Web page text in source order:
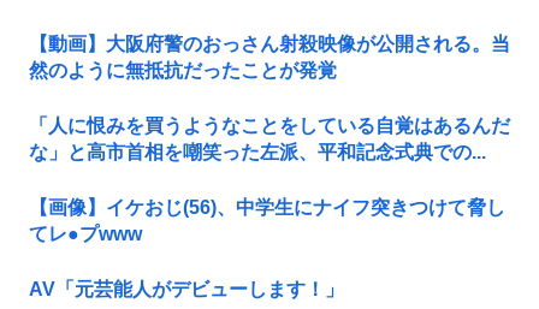
【動画】大阪府警のおっさん射殺映像が公開される。当
然のように無抵抗だったことが発覚
「人に恨みを買うようなことをしている自覚はあるんだ
な」と高市首相を嘲笑った左派、平和記念式典での...
【画像】イケおじ(56)、中学生にナイフ突きつけて脅し
てレ●プwww
AV「元芸能人がデビューします！」